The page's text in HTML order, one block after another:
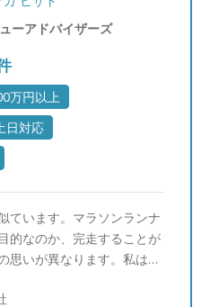
ーアドバイザーズ
万円以上
日対応
ています。マラソンランナ
的なのか、完走することが
思いが異なります。私はお
いもよらない時の支えとな